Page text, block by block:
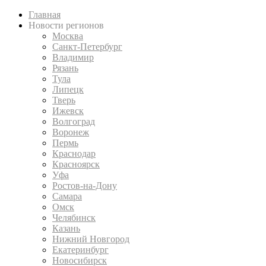
Главная
Новости регионов
Москва
Санкт-Петербург
Владимир
Рязань
Тула
Липецк
Тверь
Ижевск
Волгоград
Воронеж
Пермь
Краснодар
Красноярск
Уфа
Ростов-на-Дону
Самара
Омск
Челябинск
Казань
Нижний Новгород
Екатеринбург
Новосибирск